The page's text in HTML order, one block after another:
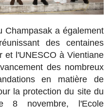
Champasak a également
des centaines
et l'UNESCO à Vientiane
des nombreux
en matière de
la protection du site du
8 novembre, l'Ecole